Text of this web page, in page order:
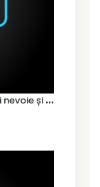
C
urent trifazic în Timișoara – când ai nevoie și cum îl alegi